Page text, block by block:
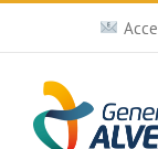
Saltar
contenido